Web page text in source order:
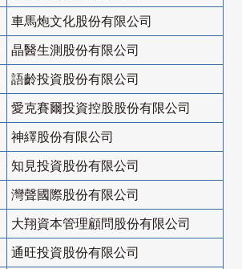
車馬炮文化股份有限公司
晶醫生測股份有限公司
語齡投資股份有限公司
愛克賽爾投資控股股份有限公司
神繹股份有限公司
知見投資股份有限公司
灣聲國際股份有限公司
大翔資本管理顧問股份有限公司
通旺投資股份有限公司